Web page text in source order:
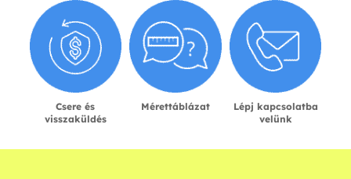
Csere és
visszaküldés
Mérettáblázat
Lépj kapcsolatba
velünk